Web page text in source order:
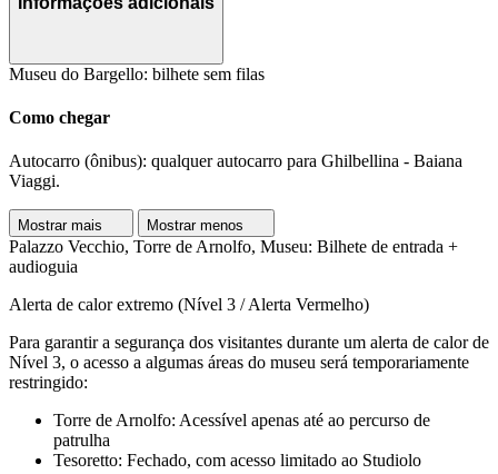
Museu do Bargello: bilhete sem filas
Como chegar
Autocarro (ônibus): qualquer autocarro para Ghilbellina - Baiana
Viaggi.
Mostrar mais Mostrar menos
Palazzo Vecchio, Torre de Arnolfo, Museu: Bilhete de entrada +
audioguia
Alerta de calor extremo (Nível 3 / Alerta Vermelho)
Para garantir a segurança dos visitantes durante um alerta de calor de
Nível 3, o acesso a algumas áreas do museu será temporariamente
restringido:
Torre de Arnolfo: Acessível apenas até ao percurso de
patrulha
Tesoretto: Fechado, com acesso limitado ao Studiolo